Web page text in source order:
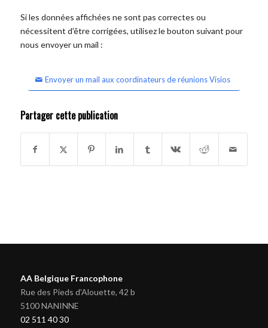
Si les données affichées ne sont pas correctes ou
nécessitent d'être corrigées, utilisez le bouton suivant pour
nous envoyer un mail :
Envoyer un mail aux coordinateurs de réunions Visios
Partager cette publication
AA Belgique Francophone
Rue des Pieds d'Alouette, 42 b
5100 NANINNE
02 511 40 30